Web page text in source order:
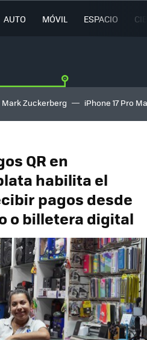
AUTO MÓVIL ESPACIO
Mark Zuckerberg iPhone 17 Pro
QR en
habilita el
pagos desde
o billetera digital